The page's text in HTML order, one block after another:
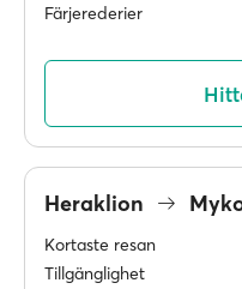
Färjerederier
Heraklion
Kortaste resan
Tillgänglighet